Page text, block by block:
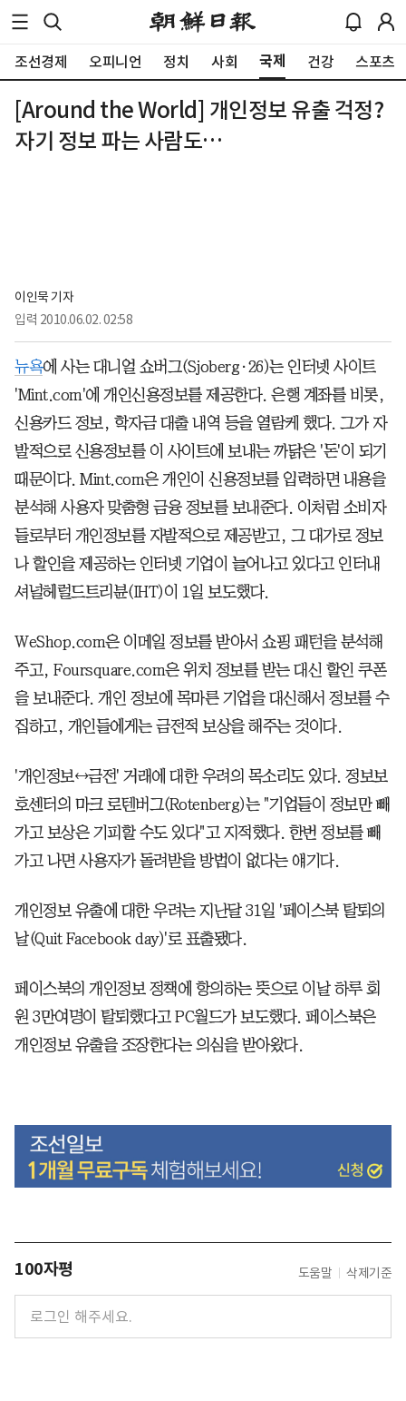
조선경제 오피니언 정치 사회 국제 건강 스포츠
[Around the World] 개인정보 유출 걱정?
자기 정보 파는 사람도…
이인묵 기자
입력 2010.06.02. 02:58
뉴욕에 사는 대니얼 쇼버그(Sjoberg·26)는 인터넷 사이트
'Mint.com'에 개인신용정보를 제공한다. 은행 계좌를 비롯,
신용카드 정보, 학자금 대출 내역 등을 열람케 했다. 그가 자
발적으로 신용정보를 이 사이트에 보내는 까닭은 '돈'이 되기
때문이다. Mint.com은 개인이 신용정보를 입력하면 내용을
분석해 사용자 맞춤형 금융 정보를 보내준다. 이처럼 소비자
들로부터 개인정보를 자발적으로 제공받고, 그 대가로 정보
나 할인을 제공하는 인터넷 기업이 늘어나고 있다고 인터내
셔널헤럴드트리뷴(IHT)이 1일 보도했다.
WeShop.com은 이메일 정보를 받아서 쇼핑 패턴을 분석해
주고, Foursquare.com은 위치 정보를 받는 대신 할인 쿠폰
을 보내준다. 개인 정보에 목마른 기업을 대신해서 정보를 수
집하고, 개인들에게는 금전적 보상을 해주는 것이다.
'개인정보↔금전' 거래에 대한 우려의 목소리도 있다. 정보보
호센터의 마크 로텐버그(Rotenberg)는 "기업들이 정보만 빼
가고 보상은 기피할 수도 있다"고 지적했다. 한번 정보를 빼
가고 나면 사용자가 돌려받을 방법이 없다는 얘기다.
개인정보 유출에 대한 우려는 지난달 31일 '페이스북 탈퇴의
날(Quit Facebook day)'로 표출됐다.
페이스북의 개인정보 정책에 항의하는 뜻으로 이날 하루 회
원 3만여명이 탈퇴했다고 PC월드가 보도했다. 페이스북은
개인정보 유출을 조장한다는 의심을 받아왔다.
100자평 도움말 삭제기준